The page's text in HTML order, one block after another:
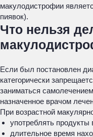
макулодистрофии
пиявок).
Что нельзя
Если был постановлен
категорически
заниматься
назначенное врачом
При возрастной
употреблять продукты
длительное время